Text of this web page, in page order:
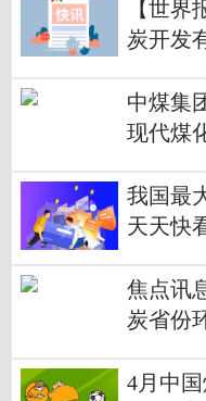
【世
炭开发
中煤集
现代煤
我国最
天天快
焦点讯
炭省份
4月中